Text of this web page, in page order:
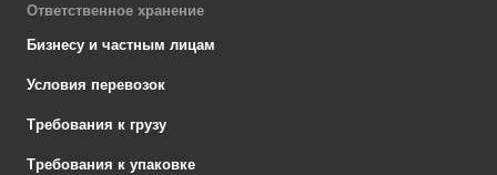
Ответственное хранение
Бизнесу и частным лицам
Условия перевозок
Требования к грузу
Требования к упаковке